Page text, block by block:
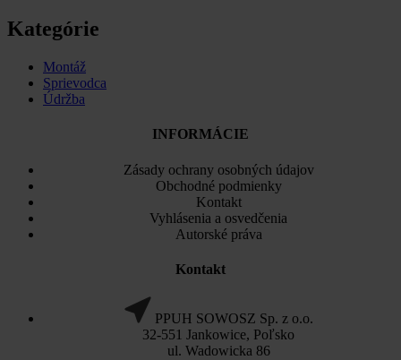
Kategórie
Montáž
Sprievodca
Údržba
INFORMÁCIE
Zásady ochrany osobných údajov
Obchodné podmienky
Kontakt
Vyhlásenia a osvedčenia
Autorské práva
Kontakt
PPUH SOWOSZ Sp. z o.o.
32-551 Jankowice, Poľsko
ul. Wadowicka 86